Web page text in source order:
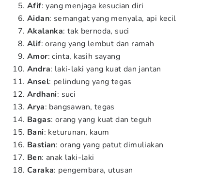
Afif: yang menjaga kesucian diri
Aidan: semangat yang menyala, api kecil
Akalanka: tak bernoda, suci
Alif: orang yang lembut dan ramah
Amor: cinta, kasih sayang
Andra: laki-laki yang kuat dan jantan
Ansel: pelindung yang tegas
Ardhani: suci
Arya: bangsawan, tegas
Bagas: orang yang kuat dan teguh
Bani: keturunan, kaum
Bastian: orang yang patut dimuliakan
Ben: anak laki-laki
Caraka: pengembara, utusan